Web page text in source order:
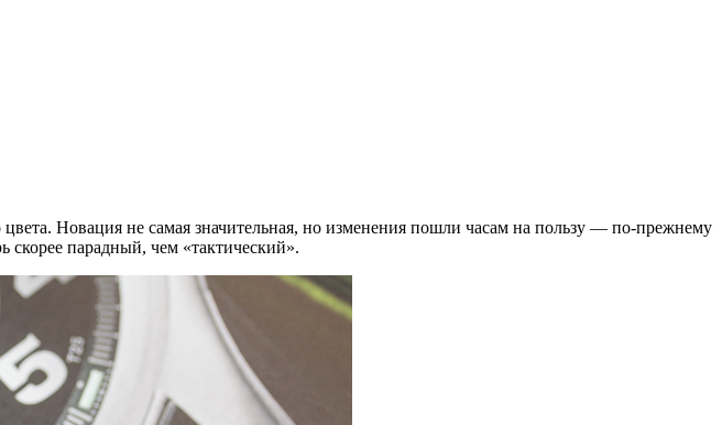
Новация не самая значительная, но изменения пошли часам на пользу — по-прежнему
скорее парадный, чем «тактический».